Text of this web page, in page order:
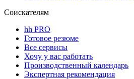
Соискателям
hh PRO
Готовое резюме
Все сервисы
Хочу у вас работать
Производственный календарь
Экспертная рекомендация